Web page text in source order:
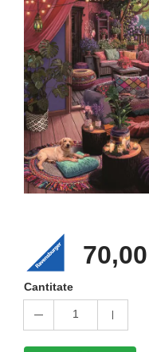
Cantitate
1